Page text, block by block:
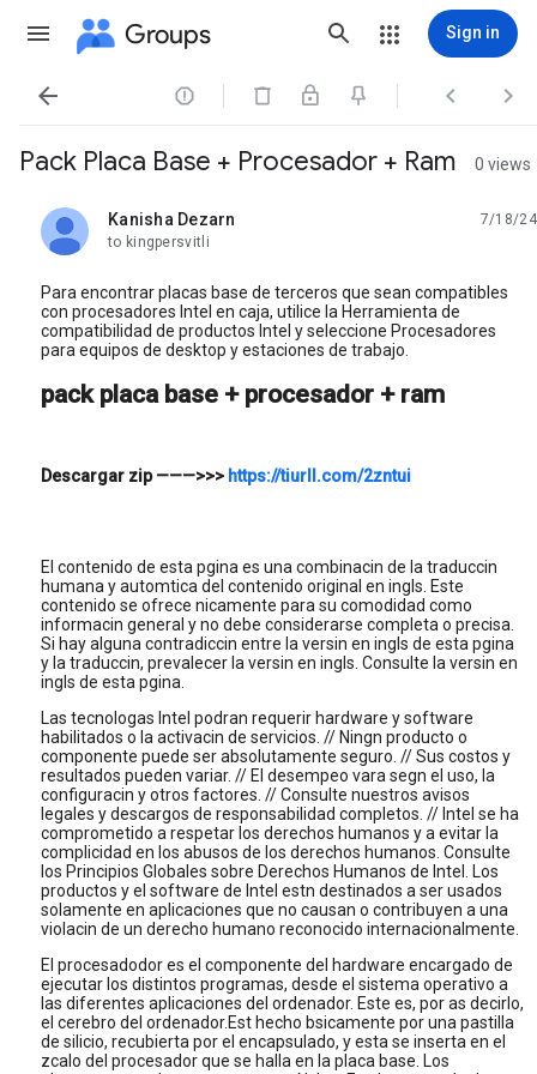
Groups Sign in
   
Pack Placa Base + Procesador + Ram 0 views
Kanisha Dezarn
unread,
7/18/24
to kingpersvitli
Para encontrar placas base de terceros que sean compatibles
con procesadores Intel en caja, utilice la Herramienta de
compatibilidad de productos Intel y seleccione Procesadores
para equipos de desktop y estaciones de trabajo.
pack placa base + procesador + ram
Descargar zip———>>> https://tiurll.com/2zntui
El contenido de esta pgina es una combinacin de la traduccin
humana y automtica del contenido original en ingls. Este
contenido se ofrece nicamente para su comodidad como
informacin general y no debe considerarse completa o precisa.
Si hay alguna contradiccin entre la versin en ingls de esta pgina
y la traduccin, prevalecer la versin en ingls. Consulte la versin en
ingls de esta pgina.
Las tecnologas Intel podran requerir hardware y software
habilitados o la activacin de servicios. // Ningn producto o
componente puede ser absolutamente seguro. // Sus costos y
resultados pueden variar. // El desempeo vara segn el uso, la
configuracin y otros factores. // Consulte nuestros avisos
legales y descargos de responsabilidad completos. // Intel se ha
comprometido a respetar los derechos humanos y a evitar la
complicidad en los abusos de los derechos humanos. Consulte
los Principios Globales sobre Derechos Humanos de Intel. Los
productos y el software de Intel estn destinados a ser usados
solamente en aplicaciones que no causan o contribuyen a una
violacin de un derecho humano reconocido internacionalmente.
El procesadodor es el componente del hardware encargado de
ejecutar los distintos programas, desde el sistema operativo a
las diferentes aplicaciones del ordenador. Este es, por as decirlo,
el cerebro del ordenador.Est hecho bsicamente por una pastilla
de silicio, recubierta por el encapsulado, y esta se inserta en el
zcalo del procesador que se halla en la placa base. Los